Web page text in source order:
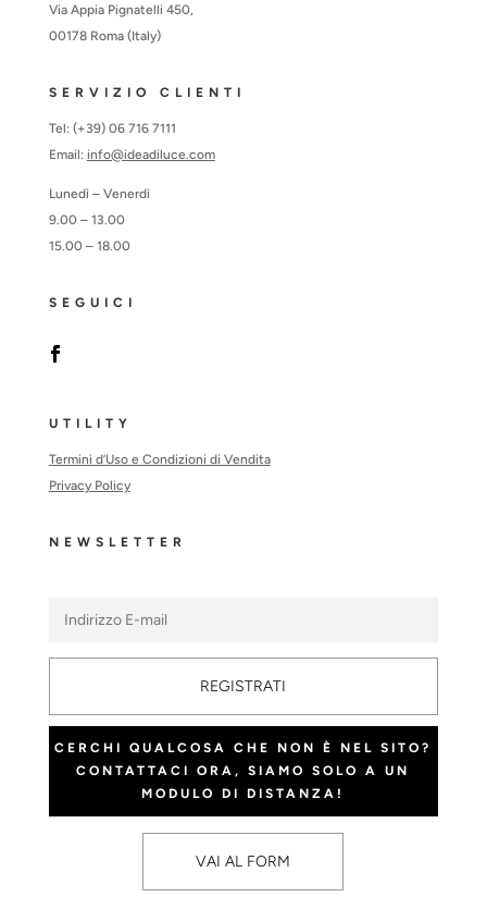
Via Appia Pignatelli 450,
00178 Roma (Italy)
SERVIZIO CLIENTI
Tel: (+39) 06 716 7111
Email: info@ideadiluce.com
Lunedì – Venerdì
9.00 – 13.00
15.00 – 18.00
SEGUICI
UTILITY
Termini d’Uso e Condizioni di Vendita
Privacy Policy
NEWSLETTER
REGISTRATI
CERCHI QUALCOSA CHE NON È NEL SITO?
CONTATTACI ORA, SIAMO SOLO A UN
MODULO DI DISTANZA!
VAI AL FORM